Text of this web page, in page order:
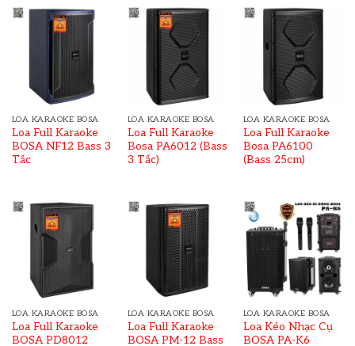
LOA KARAOKE BOSA
Loa Full Karaoke
BOSA NF12 Bass 3
Tấc
LOA KARAOKE BOSA
Loa Full Karaoke
Bosa PA6012 (Bass
3 Tấc)
LOA KARAOKE BOSA
Loa Full Karaoke
Bosa PA6100
(Bass 25cm)
LOA KARAOKE BOSA
Loa Full Karaoke
BOSA PD8012
LOA KARAOKE BOSA
Loa Full Karaoke
BOSA PM-12 Bass
LOA KARAOKE BOSA
Loa Kéo Nhạc Cụ
BOSA PA-K6